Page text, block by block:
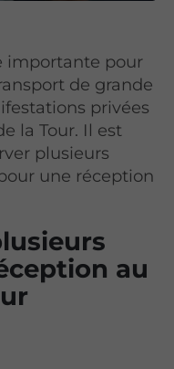
importante pour
de grande
privées
la Tour. Il est
plusieurs
une réception
au